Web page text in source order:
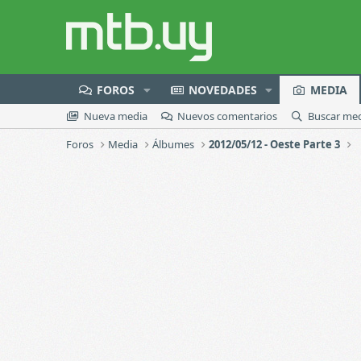
FOROS NOVEDADES MEDIA
Nueva media Nuevos comentarios
Buscar
Foros
Media Álbumes 2012/05/12 - Oeste Parte 3